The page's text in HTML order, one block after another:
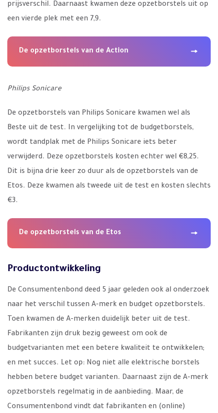
prijsverschil. Daarnaast kwamen deze opzetborstels uit op
een vierde plek met een 7,9.
De opzetborstels van de Action
Philips Sonicare
De opzetborstels van Philips Sonicare kwamen wel als
Beste uit de test. In vergelijking tot de budgetborstels,
wordt tandplak met de Philips Sonicare iets beter
verwijderd. Deze opzetborstels kosten echter wel €8,25.
Dit is bijna drie keer zo duur als de opzetborstels van de
Etos. Deze kwamen als tweede uit de test en kosten slechts
€3.
De opzetborstels van de Etos
Productontwikkeling
De Consumentenbond deed 5 jaar geleden ook al onderzoek
naar het verschil tussen A-merk en budget opzetborstels.
Toen kwamen de A-merken duidelijk beter uit de test.
Fabrikanten zijn druk bezig geweest om ook de
budgetvarianten met een betere kwaliteit te ontwikkelen;
en met succes. Let op: Nog niet alle elektrische borstels
hebben betere budget varianten. Daarnaast zijn de A-merk
opzetborstels regelmatig in de aanbieding. Maar, de
Consumentenbond vindt dat fabrikanten en (online)